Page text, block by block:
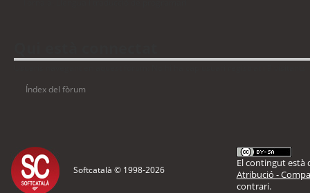
Índex del fòrum
Softcatalà © 1998-2026
El contingut està
Atribució -
contrari.